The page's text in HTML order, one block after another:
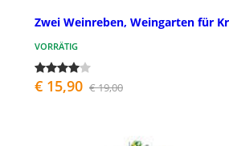
Zwei Weinreben, Weingarten für
VORRÄTIG
€ 15,90 € 19,00